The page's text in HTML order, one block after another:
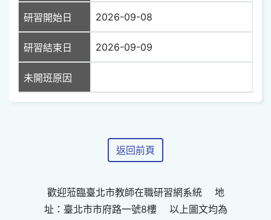
研習開始日 2026-09-08
研習結束日 2026-09-09
未開班原因
返回前頁
歡迎蒞臨臺北市教師在職研習網系統 地
址：臺北市市府路一號8樓 以上圖文均為